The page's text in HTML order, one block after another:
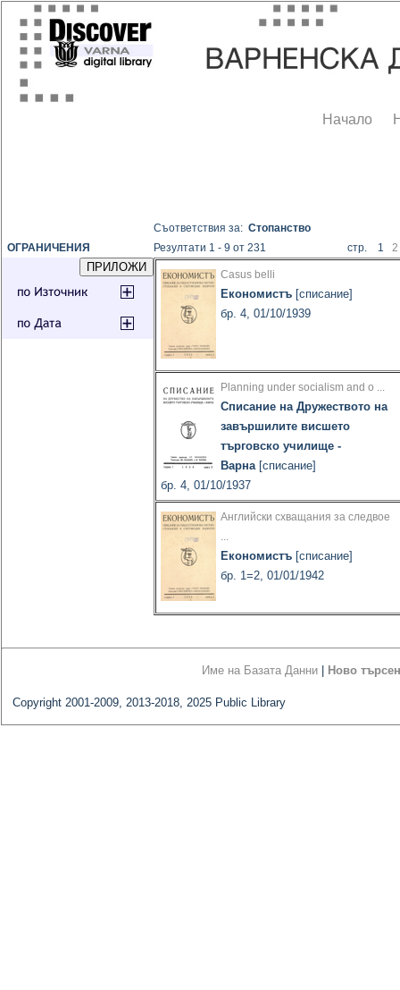
Начало
ОГРАНИЧЕНИЯ
Съответствия за:Стопанство
Резултати 1 - 9 от 231
стр. 12
Casus belli
Економистъ [списание]
бр. 4, 01/10/1939
Planning under socialism and o ...
Списание на Дружеството на
завършилите висшето
търговско училище -
Варна[списание]
бр. 4, 01/10/1937
Английски схващания за следвое
...
Економистъ [списание]
бр. 1=2, 01/01/1942
Име на Базата Данни Ново
Copyright 2001-2009, 2013-2018, 2025 Public Library